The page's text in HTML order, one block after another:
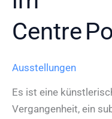
Centre
Ausstellungen
Es ist eine
Vergangenheit, ein